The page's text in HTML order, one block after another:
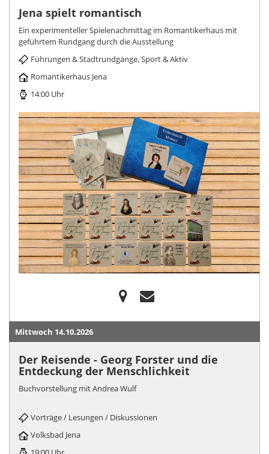
Jena spielt romantisch
Ein experimenteller Spielenachmittag im Romantikerhaus mit
geführtem Rundgang durch die Ausstellung
Führungen & Stadtrundgänge, Sport & Aktiv
Romantikerhaus Jena
14:00 Uhr
Mittwoch 14.10.2026
Der Reisende - Georg Forster und die
Entdeckung der Menschlichkeit
Buchvorstellung mit Andrea Wulf
Vorträge / Lesungen / Diskussionen
Volksbad Jena